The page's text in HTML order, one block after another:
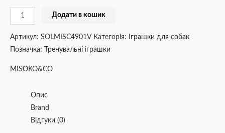
Додати в кошик
Артикул: SOLMISC4901V Категорія:
Іграшки для собак
Позначка:
Тренувальні іграшки
MISOKO&CO
Опис
Brand
Відгуки (0)